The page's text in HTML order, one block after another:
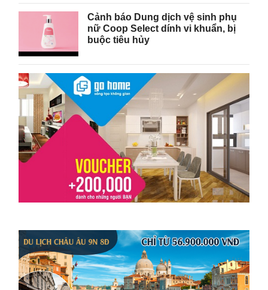
Cảnh báo Dung dịch vệ sinh phụ
nữ Coop Select dính vi khuẩn, bị
buộc tiêu hủy